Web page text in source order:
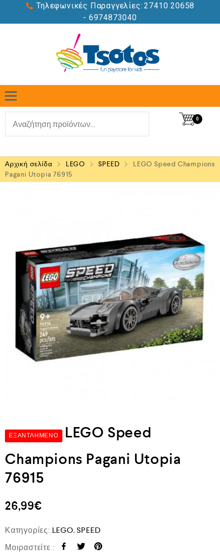
Τηλεφωνικές Παραγγελίες: 27410 20658
- 6974873040
0
Αρχική σελίδα LEGO SPEED
LEGO Speed Champions
Pagani Utopia 76915
ΕΞΑΝΤΛΗΜΈΝΟ
LEGO Speed
Champions Pagani Utopia
76915
26,99€
Κατηγορίες: LEGO,SPEED
Μοιραστείτε :